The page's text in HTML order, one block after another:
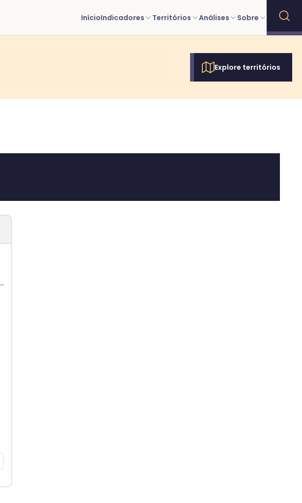
InícioIndicadores Territórios Análises Sobre
Explore territórios